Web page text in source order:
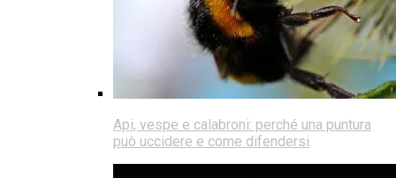
Api, vespe e calabroni: perché una puntura
può uccidere e come difendersi